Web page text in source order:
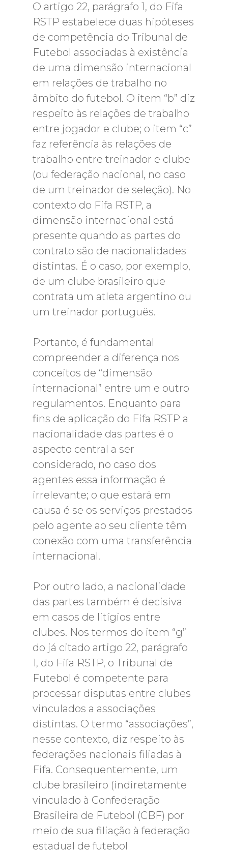
O artigo 22, parágrafo 1, do Fifa
RSTP estabelece duas hipóteses
de competência do Tribunal de
Futebol associadas à existência
de uma dimensão internacional
em relações de trabalho no
âmbito do futebol. O item “b” diz
respeito às relações de trabalho
entre jogador e clube; o item “c”
faz referência às relações de
trabalho entre treinador e clube
(ou federação nacional, no caso
de um treinador de seleção). No
contexto do Fifa RSTP, a
dimensão internacional está
presente quando as partes do
contrato são de nacionalidades
distintas. É o caso, por exemplo,
de um clube brasileiro que
contrata um atleta argentino ou
um treinador português.
Portanto, é fundamental
compreender a diferença nos
conceitos de “dimensão
internacional” entre um e outro
regulamentos. Enquanto para
fins de aplicação do Fifa RSTP a
nacionalidade das partes é o
aspecto central a ser
considerado, no caso dos
agentes essa informação é
irrelevante; o que estará em
causa é se os serviços prestados
pelo agente ao seu cliente têm
conexão com uma transferência
internacional.
Por outro lado, a nacionalidade
das partes também é decisiva
em casos de litígios entre
clubes. Nos termos do item “g”
do já citado artigo 22, parágrafo
1, do Fifa RSTP, o Tribunal de
Futebol é competente para
processar disputas entre clubes
vinculados a associações
distintas. O termo “associações”,
nesse contexto, diz respeito às
federações nacionais filiadas à
Fifa. Consequentemente, um
clube brasileiro (indiretamente
vinculado à Confederação
Brasileira de Futebol (CBF) por
meio de sua filiação à federação
estadual de futebol